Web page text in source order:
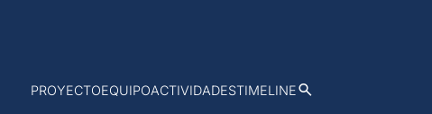
PROYECTOEQUIPOACTIVIDADESTIMELINE